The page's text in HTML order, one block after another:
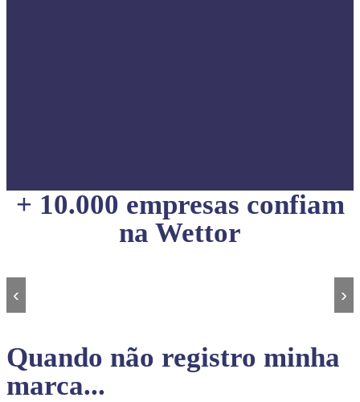
+ 10.000 empresas confiam
na Wettor
‹ ›
Quando não registro minha
marca...